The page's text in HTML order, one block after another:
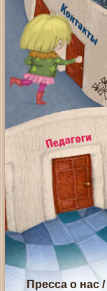
Пресса о нас/